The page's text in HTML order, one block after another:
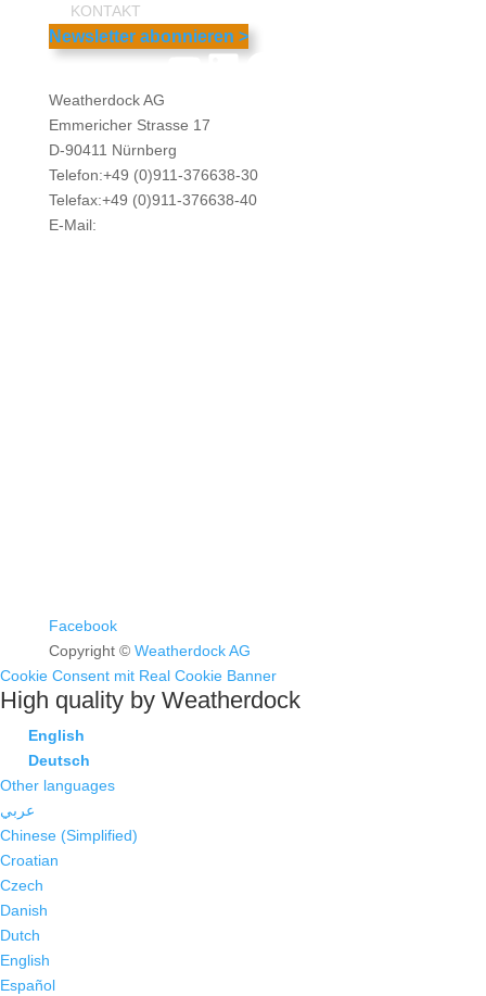
KONTAKT
Newsletter abonnieren >
YouTube
LinkedIn
Facebook
Weatherdock AG
Emmericher Strasse 17
D-90411 Nürnberg
Telefon:+49 (0)911-376638-30
Telefax:+49 (0)911-376638-40
E-Mail:
Facebook
Copyright © Weatherdock AG
Cookie Consent mit Real Cookie Banner
High quality by Weatherdock
English
Deutsch
Other languages
عربي
Chinese (Simplified)
Croatian
Czech
Danish
Dutch
English
Español